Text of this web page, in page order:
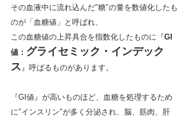
その血液中に流れ込んだ″糖″の量を数値化したも
のが「血糖値」と呼ばれ、
この血糖値の上昇具合を指数化したものに『GI
値： グライセミック・インデック
ス 』呼ばるものがあります。
『GI値』が高いものほど、血糖を処理するため
に″インスリン″が多く分泌され、脳、筋肉、肝